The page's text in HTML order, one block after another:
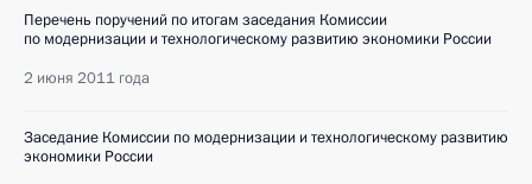
Перечень поручений по итогам заседания Комиссии
по модернизации и технологическому развитию экономики России
2 июня 2011 года
Заседание Комиссии по модернизации и технологическому развитию
экономики России